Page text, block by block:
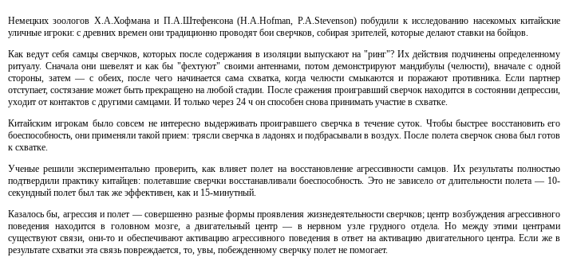
Немецких зоологов Х.А.Хофмана и П.А.Штефенсона (H.A.Hofman, P.A.Stevenson) побудили к исследованию насекомых китайские
уличные игроки: с древних времен они традиционно проводят бои сверчков, собирая зрителей, которые делают ставки на бойцов.
Как ведут себя самцы сверчков, которых после содержания в изоляции выпускают на "ринг"? Их действия подчинены определенному
ритуалу. Сначала они шевелят и как бы "фехтуют" своими антеннами, потом демонстрируют мандибулы (челюсти), вначале с одной
стороны, затем — с обеих, после чего начинается сама схватка, когда челюсти смыкаются и поражают противника. Если партнер
отступает, состязание может быть прекращено на любой стадии. После сражения проигравший сверчок находится в состоянии депрессии,
уходит от контактов с другими самцами. И только через 24 ч он способен снова принимать участие в схватке.
Китайским игрокам было совсем не интересно выдерживать проигравшего сверчка в течение суток. Чтобы быстрее восстановить его
боеспособность, они применяли такой прием: трясли сверчка в ладонях и подбрасывали в воздух. После полета сверчок снова был готов
к схватке.
Ученые решили экспериментально проверить, как влияет полет на восстановление агрессивности самцов. Их результаты полностью
подтвердили практику китайцев: полетавшие сверчки восстанавливали боеспособность. Это не зависело от длительности полета — 10-
секундный полет был так же эффективен, как и 15-минутный.
Казалось бы, агрессия и полет — совершенно разные формы проявления жизнедеятельности сверчков; центр возбуждения агрессивного
поведения находится в головном мозге, а двигательный центр — в нервном узле грудного отдела. Но между этими центрами
существуют связи, они-то и обеспечивают активацию агрессивного поведения в ответ на активацию двигательного центра. Если же в
результате схватки эта связь повреждается, то, увы, побежденному сверчку полет не помогает.